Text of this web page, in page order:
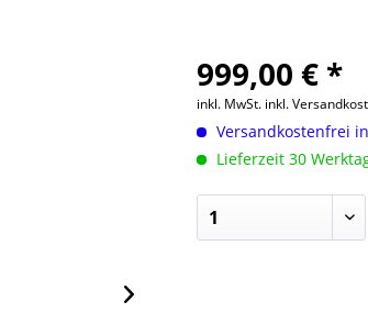
999,00 € *
inkl. MwSt. inkl.
Versandkostenfrei
Lieferzeit 30